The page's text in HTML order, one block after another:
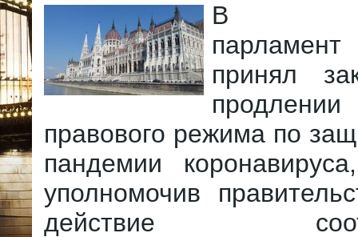
В
принял
правового режима по
пандемии
уполномочив
действие